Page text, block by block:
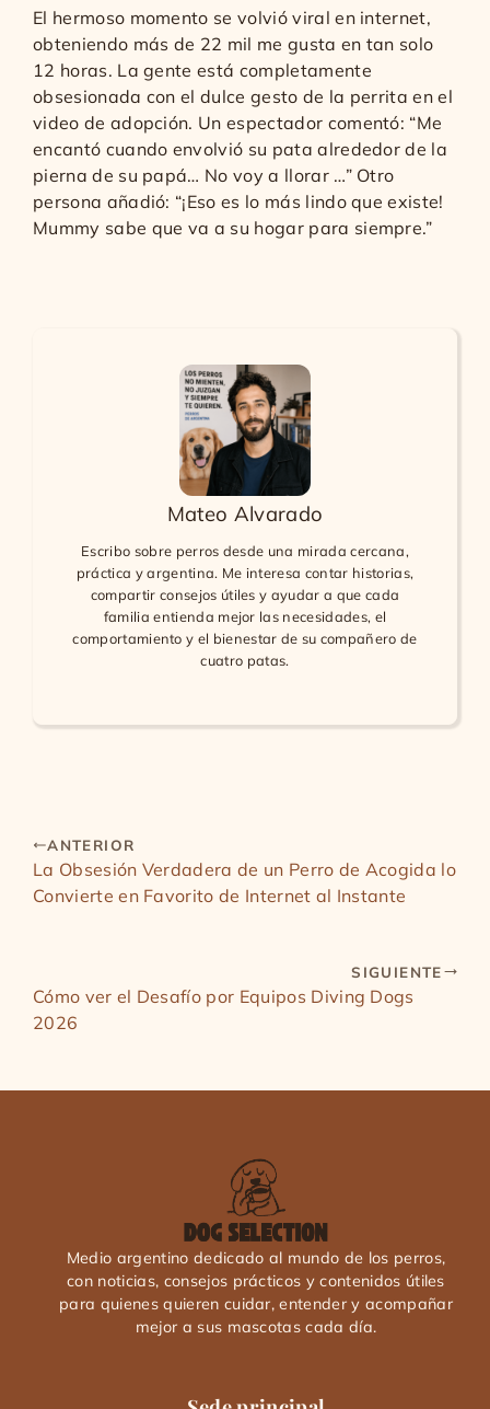
El hermoso momento se volvió viral en internet,
obteniendo más de 22 mil me gusta en tan solo
12 horas. La gente está completamente
obsesionada con el dulce gesto de la perrita en el
video de adopción. Un espectador comentó: “Me
encantó cuando envolvió su pata alrededor de la
pierna de su papá… No voy a llorar …” Otro
persona añadió: “¡Eso es lo más lindo que existe!
Mummy sabe que va a su hogar para siempre.”
Mateo Alvarado
Escribo sobre perros desde una mirada cercana,
práctica y argentina. Me interesa contar historias,
compartir consejos útiles y ayudar a que cada
familia entienda mejor las necesidades, el
comportamiento y el bienestar de su compañero de
cuatro patas.
ANTERIOR
La Obsesión Verdadera de un Perro de Acogida lo
Convierte en Favorito de Internet al Instante
SIGUIENTE
Cómo ver el Desafío por Equipos Diving Dogs
2026
Medio argentino dedicado al mundo de los perros,
con noticias, consejos prácticos y contenidos útiles
para quienes quieren cuidar, entender y acompañar
mejor a sus mascotas cada día.